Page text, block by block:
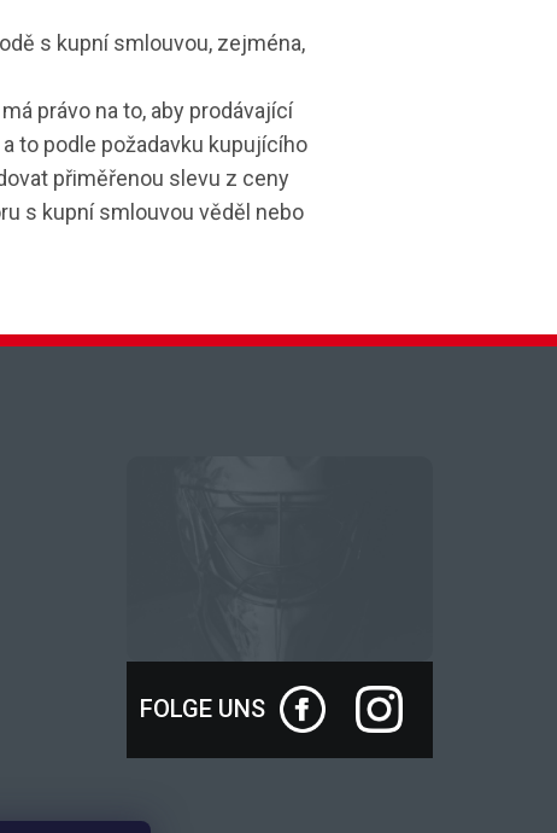
s kupní smlouvou, zejména,
právo na to, aby prodávající
to podle požadavku kupujícího
přiměřenou slevu z ceny
s kupní smlouvou věděl nebo
FOLGE UNS